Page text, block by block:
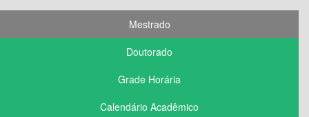
Mestrado
Doutorado
Grade Horária
Calendário Acadêmico